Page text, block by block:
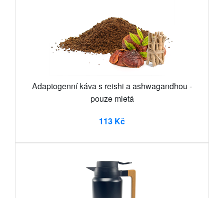
Adaptogenní káva s reishi a ashwagandhou -
pouze mletá
113 Kč